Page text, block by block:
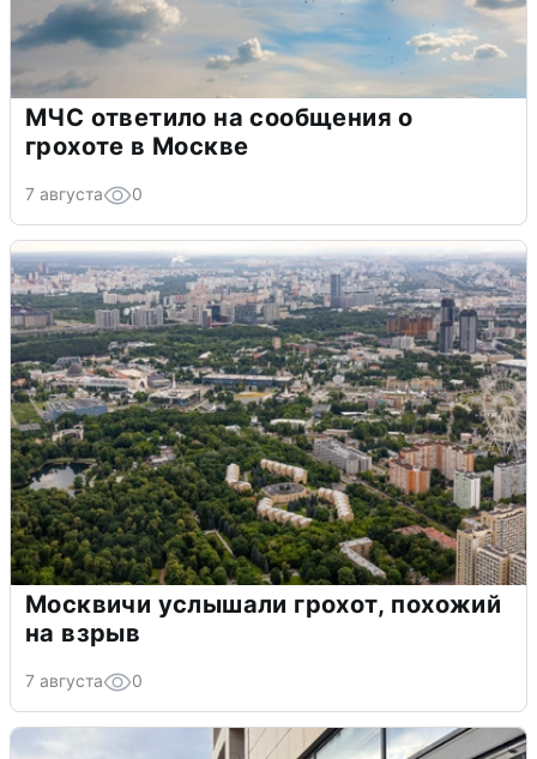
МЧС ответило на сообщения о
грохоте в Москве
7 августа 0
Москвичи услышали грохот, похожий
на взрыв
7 августа 0